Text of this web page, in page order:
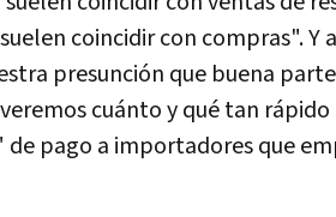
coincidir con compras". Y
presunción que buena
cuánto y qué tan
pago a importadores que